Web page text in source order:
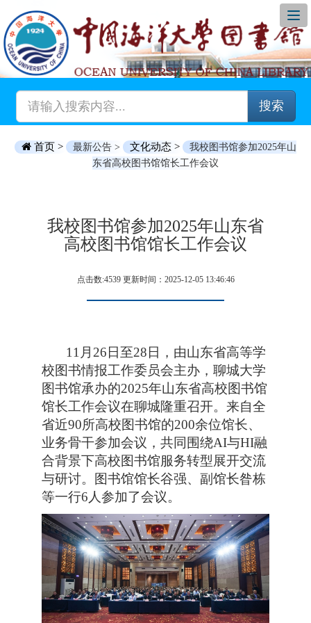
搜索
首页 > 最新公告 > 文化动态 >
我校图书馆参加2025年山
东省高校图书馆馆长工作会议
我校图书馆参加2025年山东省
高校图书馆馆长工作会议
点击数:4539 更新时间：2025-12-05 13:46:46
11月26日至28日，由山东省高等学
校图书情报工作委员会主办，聊城大学
图书馆承办的2025年山东省高校图书馆
馆长工作会议在聊城隆重召开。来自全
省近90所高校图书馆的200余位馆长、
业务骨干参加会议，共同围绕AI与HI融
合背景下高校图书馆服务转型展开交流
与研讨。图书馆馆长谷强、副馆长昝栋
等一行6人参加了会议。